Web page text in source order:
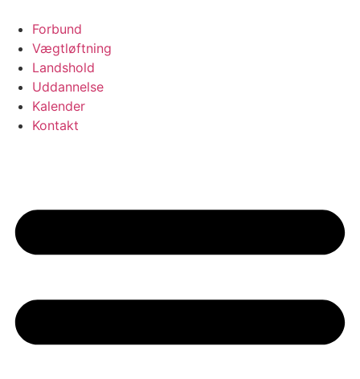
indhold
Forbund
Vægtløftning
Landshold
Uddannelse
Kalender
Kontakt